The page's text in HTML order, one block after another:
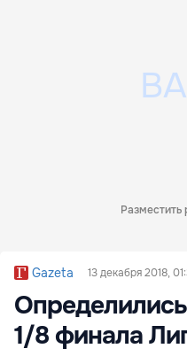
Разместить
Gazeta 13 декабря 2018,
1/8 финала